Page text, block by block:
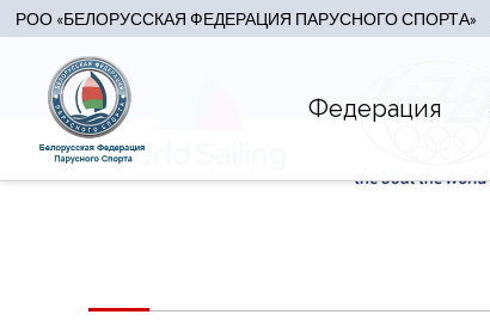
РОО «БЕЛОРУССКАЯ ФЕДЕРАЦИЯ ПАРУСНОГО СПОРТА»
Федерация